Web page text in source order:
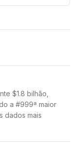
$1.8 bilhão,
a #999ª maior
dados mais